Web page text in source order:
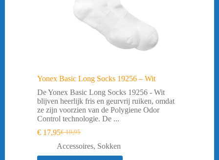
Yonex Basic Long Socks 19256 – Wit
De Yonex Basic Long Socks 19256 - Wit
blijven heerlijk fris en geurvrij ruiken, omdat
ze zijn voorzien van de Polygiene Odor
Control technologie. De ...
€19,95
Oorspronkelijke
prijs
was:
€ 17,95Huidige
prijs
is:
Accessoires, Sokken